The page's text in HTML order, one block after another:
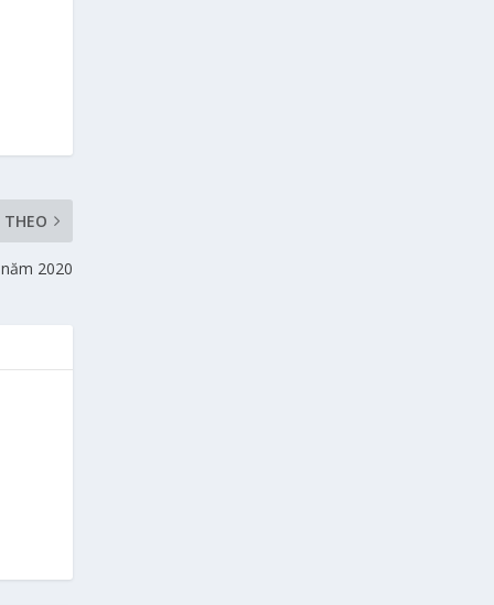
THEO
2020